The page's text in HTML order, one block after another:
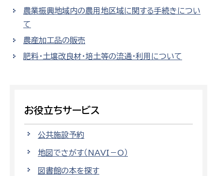
農業振興地域内の農用地区域に関する手続きについ
て
農産加工品の販売
肥料・土壌改良材・培土等の流通・利用について
お役立ちサービス
公共施設予約
地図でさがす（NAVI－O）
図書館の本を探す